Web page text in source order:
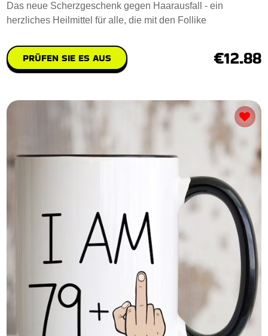
Das neue Scherzgeschenk gegen Haarausfall - ein
herzliches Heilmittel für alle, die mit den Follike
PRÜFEN SIE ES AUS €12.88